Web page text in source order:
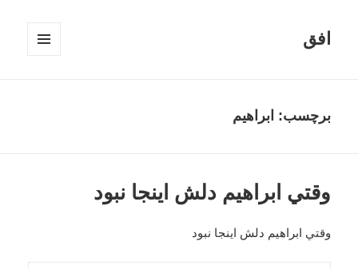
افق
برچسب: ابراهيم
وقتي ابراهيم دلش اينجا نبود
وقتي ابراهيم دلش اينجا نبود